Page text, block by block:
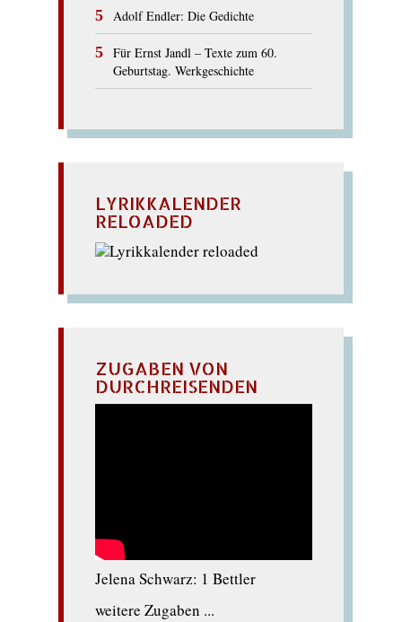
Adolf Endler: Die Gedichte
Für Ernst Jandl – Texte zum 60.
Geburtstag. Werkgeschichte
LYRIKKALENDER
RELOADED
ZUGABEN VON
DURCHREISENDEN
Jelena Schwarz: 1 Bettler
weitere Zugaben ...